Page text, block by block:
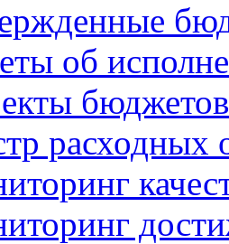
об
бюджетов
расходных